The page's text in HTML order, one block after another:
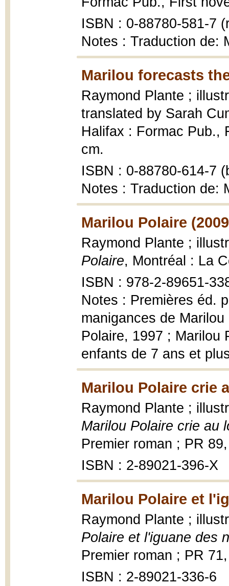
ISBN : 0-88780-581-7
Notes : Traduction de:
Marilou forecasts
Raymond Plante ;
translated by Sarah
Halifax : Formac Pub.,
cm.
ISBN : 0-88780-614-7
Notes : Traduction de:
Marilou Polaire
Raymond Plante ;
Polaire, Montréal : La
ISBN : 978-2-89651-
Notes : Premières éd.
manigances de
Polaire, 1997 ; Marilou
enfants de 7 ans et
Marilou Polaire crie
Raymond Plante ;
Marilou Polaire crie au
Premier roman ; PR
ISBN : 2-89021-396-X
Marilou Polaire et
Raymond Plante ;
Polaire et l'iguane des
Premier roman ; PR
ISBN : 2-89021-336-6